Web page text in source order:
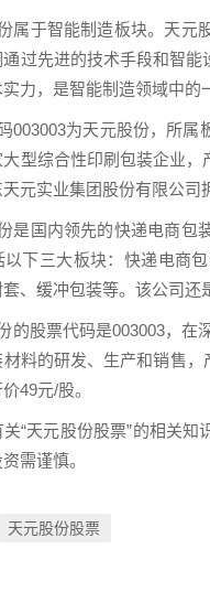
属于智能制造板块。天元
过先进的技术手段和智
力，是智能制造领域中的
003003为天元股份，所
型综合性印刷包装企业
元实业集团股份有限公司
是国内领先的快递电商包
以下三大板块：快递电商
、缓冲包装等。该公司还
的股票代码是003003，在
料的研发、生产和销售
49元/股。
“天元股份股票”的相关
需谨慎。
天元股份股票